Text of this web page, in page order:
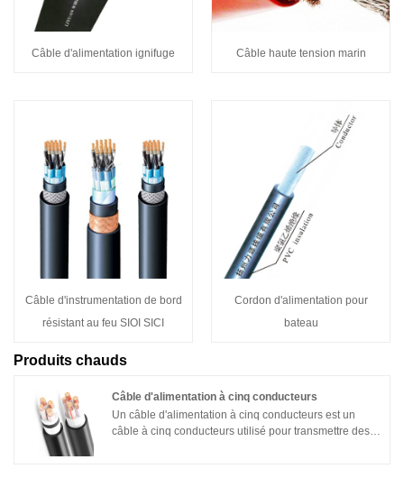
Câble d'alimentation ignifuge Câble haute tension marin
Câble d'instrumentation de bord
résistant au feu SIOI SICI
Cordon d'alimentation pour
bateau
Produits chauds
Câble d'alimentation à cinq conducteurs
Un câble d'alimentation à cinq conducteurs est un
câble à cinq conducteurs utilisé pour transmettre des